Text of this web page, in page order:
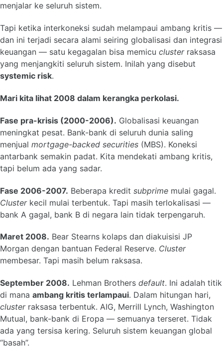
menjalar ke seluruh sistem.
Tapi ketika interkoneksi sudah melampaui ambang kritis —
dan ini terjadi secara alami seiring globalisasi dan integrasi
keuangan — satu kegagalan bisa memicu clusterraksasa
yang menjangkiti seluruh sistem. Inilah yang disebut
systemic risk.
Mari kita lihat 2008 dalam kerangka perkolasi.
Fase pra-krisis (2000-2006). Globalisasi keuangan
meningkat pesat. Bank-bank di seluruh dunia saling
menjual mortgage-backed securities (MBS). Koneksi
antarbank semakin padat. Kita mendekati ambang kritis,
tapi belum ada yang sadar.
Fase 2006-2007. Beberapa kredit subprime mulai gagal.
Clusterkecil mulai terbentuk. Tapi masih terlokalisasi —
bank A gagal, bank B di negara lain tidak terpengaruh.
Maret 2008. Bear Stearns kolaps dan diakuisisi JP
Morgan dengan bantuan Federal Reserve. Cluster
membesar. Tapi masih belum raksasa.
September 2008. Lehman Brothers default. Ini adalah titik
di mana ambang kritis terlampaui. Dalam hitungan hari,
clusterraksasa terbentuk. AIG, Merrill Lynch, Washington
Mutual, bank-bank di Eropa — semuanya terseret. Tidak
ada yang tersisa kering. Seluruh sistem keuangan global
“basah”.